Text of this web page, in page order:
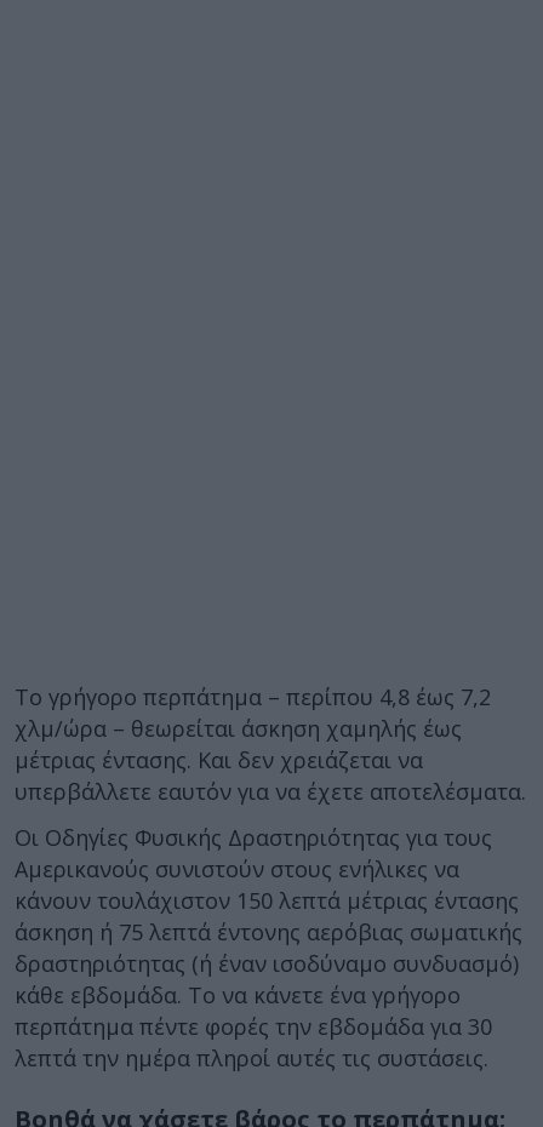
Το γρήγορο περπάτημα – περίπου 4,8 έως 7,2
χλμ/ώρα – θεωρείται άσκηση χαμηλής έως
μέτριας έντασης. Και δεν χρειάζεται να
υπερβάλλετε εαυτόν για να έχετε αποτελέσματα.
Οι Οδηγίες Φυσικής Δραστηριότητας για τους
Αμερικανούς συνιστούν στους ενήλικες να
κάνουν τουλάχιστον 150 λεπτά μέτριας έντασης
άσκηση ή 75 λεπτά έντονης αερόβιας σωματικής
δραστηριότητας (ή έναν ισοδύναμο συνδυασμό)
κάθε εβδομάδα. Το να κάνετε ένα γρήγορο
περπάτημα πέντε φορές την εβδομάδα για 30
λεπτά την ημέρα πληροί αυτές τις συστάσεις.
Βοηθά να χάσετε βάρος το περπάτημα;